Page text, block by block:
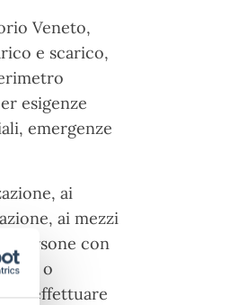
Veneto,
e scarico,
esigenze
emergenze
ai
ai mezzi
persone con
app o
effettuare